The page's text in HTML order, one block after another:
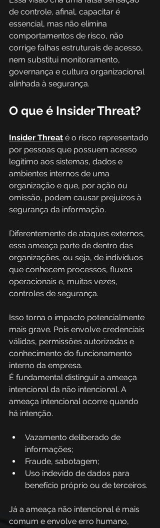
de controle, afinal, capacitar é
essencial, mas não elimina
comportamentos de risco, não
corrige falhas estruturais de acesso,
nem substitui monitoramento,
governança e cultura organizacional
alinhada à segurança.
O que é Insider Threat?
Insider Threat é o risco representado
por pessoas que possuem acesso
legítimo aos sistemas, dados e
ambientes internos de uma
organização e que, por ação ou
omissão, podem causar prejuízos à
segurança da informação.
Diferentemente de ataques externos,
essa ameaça parte de dentro das
organizações, ou seja, de indivíduos
que conhecem processos, fluxos
operacionais e, muitas vezes,
controles de segurança.
Isso torna o impacto potencialmente
mais grave. Pois envolve credenciais
válidas, permissões autorizadas e
conhecimento do funcionamento
interno da empresa.
É fundamental distinguir a ameaça
intencional da não intencional. A
ameaça intencional ocorre quando
há intenção.
Vazamento deliberado de
informações;
Fraude, sabotagem;
Uso indevido de dados para
benefício próprio ou de terceiros.
Já a ameaça não intencional é mais
comum e envolve erro humano,